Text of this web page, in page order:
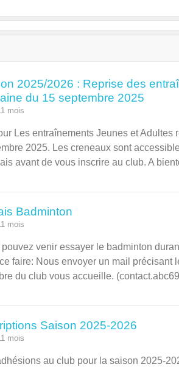
2025/2026 : Reprise des
du 15 septembre 2025
mois
Les entraînements Jeunes et Adultes
2025. Les creneaux sont
avant de vous inscrire au club. A
Badminton
mois
pouvez venir essayer le badminton
faire: Nous envoyer un mail précisant
du club vous accueille.
Saison 2025-2026
mois
au club pour la saison 2025-